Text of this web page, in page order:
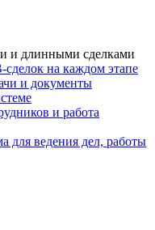
и длинными сделками
на каждом этапе
и документы
и работа
для ведения дел, работы